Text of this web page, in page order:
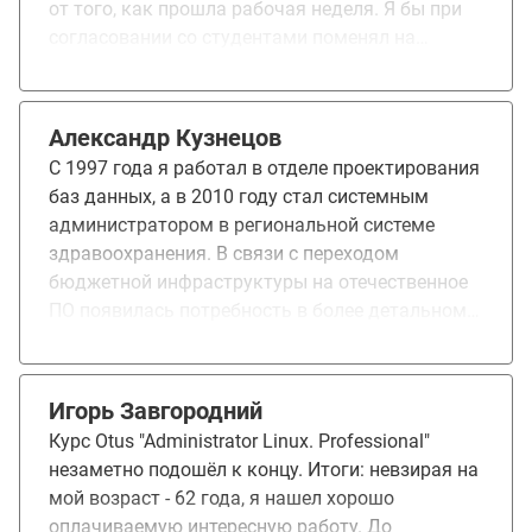
от того, как прошла рабочая неделя. Я бы при
освежило в памяти технологии/службы. В
на которой как раз пригодятся знания данного
курса.
Александр Кузнецов
С 1997 года я работал в отделе проектирования
баз данных, а в 2010 году стал системным
администратором в региональной системе
здравоохранения. В связи с переходом
бюджетной инфраструктуры на отечественное
захотелось расширить опыт, полученный ещё в
2000 годах при работе с опенсорсным ПО. Курс
Administrator Linux познакомил меня с OTUS и
стал первым личным опытом дистанционного
обучения. Мне сразу понравилось, что у всех
преподавателей есть опыт применения своих
Игорь Завгородний
Курс Otus "Administrator Linux. Professional"
незаметно подошёл к концу. Итоги: невзирая на
мой возраст - 62 года, я нашел хорошо
оплачиваемую интересную работу. До